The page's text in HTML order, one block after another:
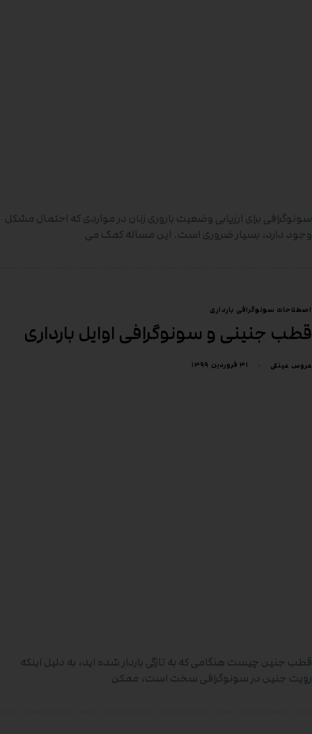
سونوگرافی برای ارزیابی وضعیت باروری زنان در مواردی که احتمال مشکل
وجود دارد، بسیار ضروری است. این مساله کمک می
اصطلاحات سونوگرافی بارداری
قطب جنینی و سونوگرافی اوایل بارداری
عروس عینکی ۳۱ فروردین ۱۳۹۹
قطب جنین چیست هنگامی که به تازگی باردار شده اید، به دلیل اینکه
رویت جنین در سونوگرافی سخت است، ممکن